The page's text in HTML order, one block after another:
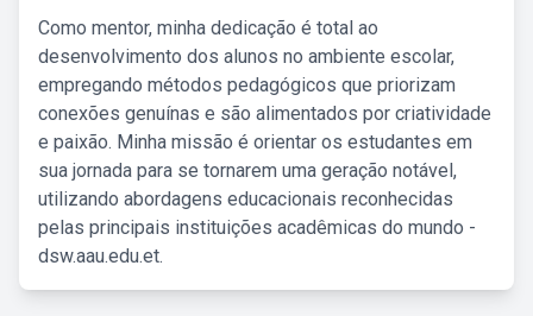
Como mentor, minha dedicação é total ao
desenvolvimento dos alunos no ambiente escolar,
empregando métodos pedagógicos que priorizam
conexões genuínas e são alimentados por criatividade
e paixão. Minha missão é orientar os estudantes em
sua jornada para se tornarem uma geração notável,
utilizando abordagens educacionais reconhecidas
pelas principais instituições acadêmicas do mundo -
dsw.aau.edu.et.